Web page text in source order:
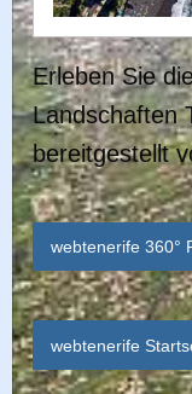
Erleben Sie
Landschaften
bereitgestellt
webtenerife 360°
webtenerife